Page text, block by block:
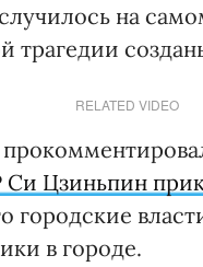
на
трагедии
RELATED VIDEO
Цзиньпин
городские
в городе.